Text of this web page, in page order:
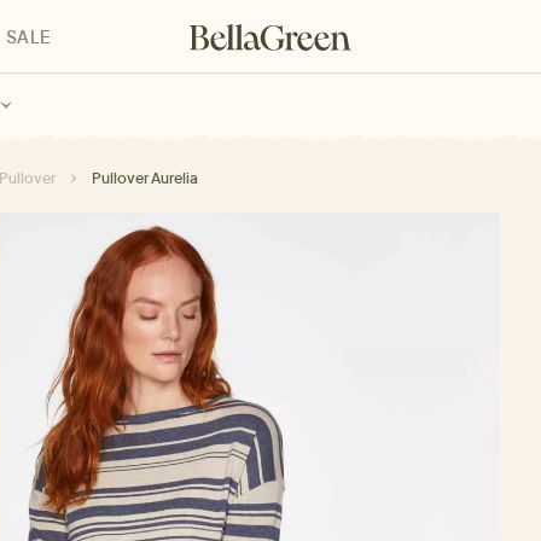
für Kinder
SALE
Pullover Pullover Aurelia